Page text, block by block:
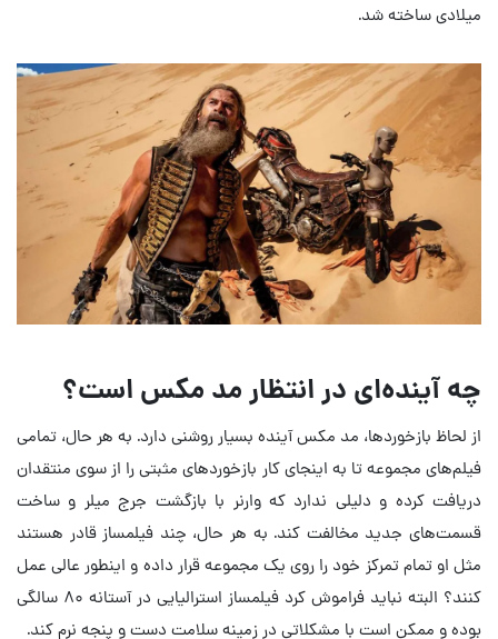
میلادی ساخته شد.
چه آینده‌ای در انتظار مد مکس است؟
از لحاظ بازخوردها، مد مکس آینده بسیار روشنی دارد. به هر حال، تمامی
فیلم‌های مجموعه تا به اینجای کار بازخوردهای مثبتی را از سوی منتقدان
دریافت کرده و دلیلی ندارد که وارنر با بازگشت جرج میلر و ساخت
قسمت‌های جدید مخالفت کند. به هر حال، چند فیلمساز قادر هستند
مثل او تمام تمرکز خود را روی یک مجموعه قرار داده و اینطور عالی عمل
کنند؟ البته نباید فراموش کرد فیلمساز استرالیایی در آستانه ۸۰ سالگی
بوده و ممکن است با مشکلاتی در زمینه سلامت دست و پنجه نرم کند.